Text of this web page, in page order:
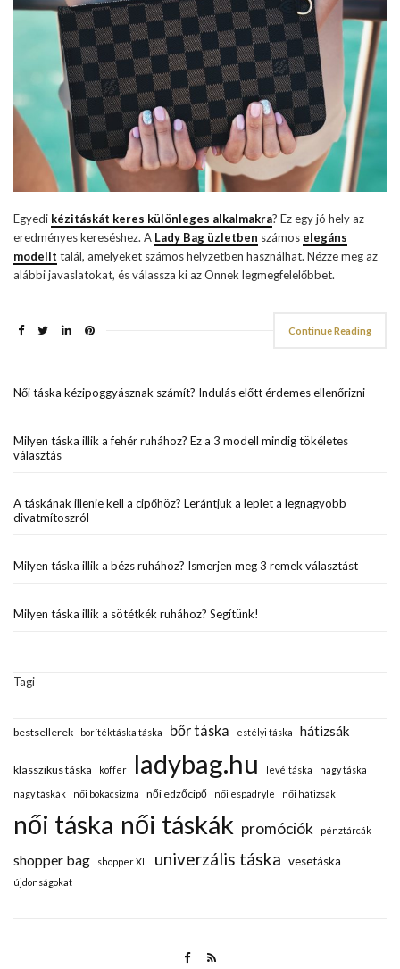
Egyedi kézitáskát keres különleges alkalmakra? Ez egy jó hely az
eredményes kereséshez. A Lady Bag üzletben számos elegáns
modellt talál, amelyeket számos helyzetben használhat. Nézze meg az
alábbi javaslatokat, és válassza ki az Önnek legmegfelelőbbet.
Continue Reading
Női táska kézipoggyásznak számít? Indulás előtt érdemes ellenőrizni
Milyen táska illik a fehér ruhához? Ez a 3 modell mindig tökéletes
választás
A táskának illenie kell a cipőhöz? Lerántjuk a leplet a legnagyobb
divatmítoszról
Milyen táska illik a bézs ruhához? Ismerjen meg 3 remek választást
Milyen táska illik a sötétkék ruhához? Segítünk!
Tagi
bestsellerek borítéktáska táska bőr táska estélyi táska hátizsák
klasszikus táska koffer ladybag.hu levéltáska nagy táska
nagy táskák női bokacsizma női edzőcipő női espadryle női hátizsák
női táska női táskák promóciók pénztárcák
shopper bag shopper XL univerzális táska vesetáska
újdonságokat